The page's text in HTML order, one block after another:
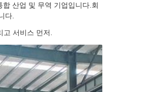
산업 및 무역 기업입니다.회
다.
서비스 먼저.